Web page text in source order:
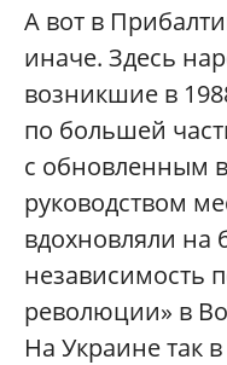
А вот в
иначе. Здесь
возникшие в
по большей
с обновленным
руководством
вдохновляли на
независимость
революции» в
На Украине так